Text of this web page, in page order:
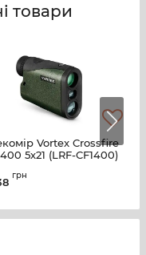
товари
Vortex Crossfire
5х21 (LRF-CF1400)
грн